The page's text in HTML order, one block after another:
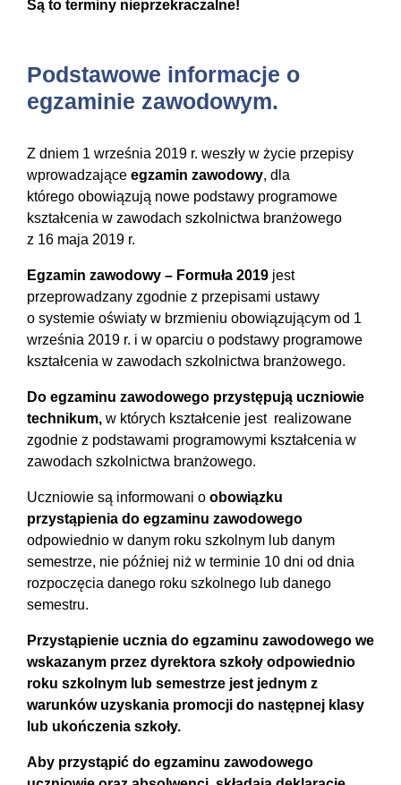
Są to terminy nieprzekraczalne!
Podstawowe informacje o
egzaminie zawodowym.
Z dniem 1 września 2019 r. weszły w życie przepisy
wprowadzające egzamin zawodowy, dla
którego obowiązują nowe podstawy programowe
kształcenia w zawodach szkolnictwa branżowego
z 16 maja 2019 r.
Egzamin zawodowy – Formuła 2019 jest
przeprowadzany zgodnie z przepisami ustawy
o systemie oświaty w brzmieniu obowiązującym od 1
września 2019 r. i w oparciu o podstawy programowe
kształcenia w zawodach szkolnictwa branżowego.
Do egzaminu zawodowego przystępują uczniowie
technikum, w których kształcenie jest realizowane
zgodnie z podstawami programowymi kształcenia w
zawodach szkolnictwa branżowego.
Uczniowie są informowani o obowiązku
przystąpienia do egzaminu zawodowego
odpowiednio w danym roku szkolnym lub danym
semestrze, nie później niż w terminie 10 dni od dnia
rozpoczęcia danego roku szkolnego lub danego
semestru.
Przystąpienie ucznia do egzaminu zawodowego we
wskazanym przez dyrektora szkoły odpowiednio
roku szkolnym lub semestrze jest jednym z
warunków uzyskania promocji do następnej klasy
lub ukończenia szkoły.
Aby przystąpić do egzaminu zawodowego